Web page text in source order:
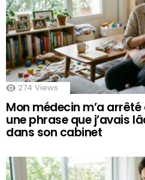
274 Views
Mon médecin m’a
une phrase que j’avais
dans son cabinet